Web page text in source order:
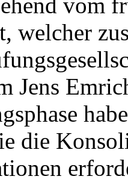
vom
welcher
Jens
die